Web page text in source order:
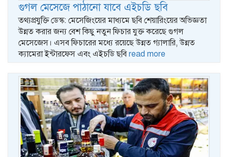
গুগল মেসেজে পাঠানো যাবে এইচডি ছবি
তথ্যপ্রযুক্তি ডেস্ক: মেসেজিংয়ের মাধ্যমে ছবি শেয়ারিংয়ের অভিজ্ঞতা
উন্নত করার জন্য বেশ কিছু নতুন ফিচার যুক্ত করেছে গুগল
মেসেজেস। এসব ফিচারের মধ্যে রয়েছে উন্নত গ্যালারি, উন্নত
ক্যামেরা ইন্টারফেস এবং এইচডি ছবিread more